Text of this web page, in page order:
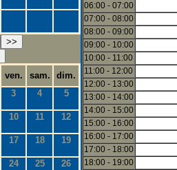
>>
ven. sam.
dim.
3 4 5
10 11 12
17 18 19
24 25 26
06:00 - 07:00
07:00 - 08:00
08:00 - 09:00
09:00 - 10:00
10:00 - 11:00
11:00 - 12:00
12:00 - 13:00
13:00 - 14:00
14:00 - 15:00
15:00 - 16:00
16:00 - 17:00
17:00 - 18:00
18:00 - 19:00